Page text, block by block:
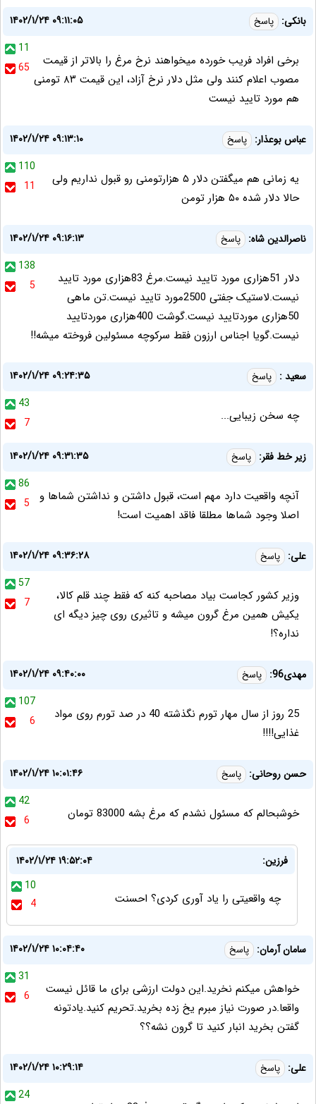
بانکی: پاسخ
۱۴۰۲/۱/۲۴ ۰۹:۱۱:۰۵
11
65
برخی افراد فریب خورده میخواهند نرخ مرغ را بالاتر از قیمت
مصوب اعلام کنند ولی مثل دلار نرخ آزاد، این قیمت ۸۳ تومنی
هم مورد تایید نیست
عباس بوعذار: پاسخ
۱۴۰۲/۱/۲۴ ۰۹:۱۳:۱۰
110
11
یه زمانی هم میگفتن دلار ۵ هزارتومنی رو قبول نداریم ولی
حالا دلار شده ۵۰ هزار تومن
ناصرالدین شاه: پاسخ
۱۴۰۲/۱/۲۴ ۰۹:۱۶:۱۳
138
5
دلار 51هزاری مورد تایید نیست.مرغ 83هزاری مورد تایید
نیست.لاستیک جفتی 2500مورد تایید نیست.تن ماهی
50هزاری موردتایید نیست.گوشت 400هزاری موردتایید
نیست.گویا اجناس ارزون فقط سرکوچه مسئولین فروخته میشه!!
سعید : پاسخ
۱۴۰۲/۱/۲۴ ۰۹:۲۴:۳۵
43
7
چه سخن زیبایی...
زیر خط فقر: پاسخ
۱۴۰۲/۱/۲۴ ۰۹:۳۱:۳۵
86
5
آنچه واقعیت دارد مهم است، قبول داشتن و نداشتن شماها و
اصلا وجود شماها مطلقا فاقد اهمیت است!
علی: پاسخ
۱۴۰۲/۱/۲۴ ۰۹:۳۶:۲۸
57
7
وزیر کشور کجاست بیاد مصاحبه کنه که فقط چند قلم کالا،
یکیش همین مرغ گرون میشه و تاثیری روی چیز دیگه ای
نداره؟!
مهدی96: پاسخ
۱۴۰۲/۱/۲۴ ۰۹:۴۰:۰۰
107
6
25 روز از سال مهار تورم نگذشته 40 در صد تورم روی مواد
غذایی!!!!
حسن روحانی: پاسخ
۱۴۰۲/۱/۲۴ ۱۰:۰۱:۴۶
42
6
خوشبحالم که مسئول نشدم که مرغ بشه 83000 تومان
فرزین:
۱۴۰۲/۱/۲۴ ۱۹:۵۲:۰۴
10
4
چه واقعیتی را یاد آوری کردی؟ احسنت
سامان آرمان: پاسخ
۱۴۰۲/۱/۲۴ ۱۰:۰۴:۴۰
31
6
خواهش میکنم نخرید.این دولت ارزشی برای ما قائل نیست
واقعا.در صورت نیاز مبرم یخ زده بخرید.تحریم کنید.یادتونه
گفتن بخرید انبار کنید تا گرون نشه؟؟
علی: پاسخ
۱۴۰۲/۱/۲۴ ۱۰:۲۹:۱۴
24